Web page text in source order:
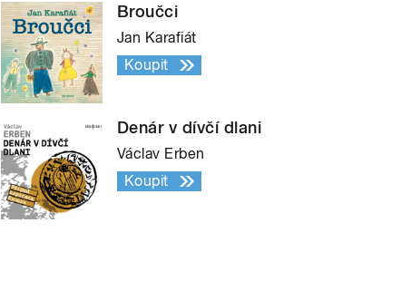
Broučci
Jan Karafiát
Koupit
Denár v dívčí dlani
Václav Erben
Koupit